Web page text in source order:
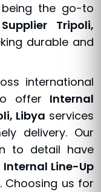
the go-to
Tripoli,
durable and
international
offer Internal
Libya services
delivery. Our
to detail have
Internal Line-Up
. Choosing us for